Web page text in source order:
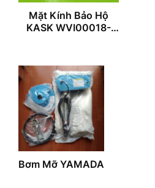
Mặt Kính Bảo Hộ
KASK WVI00018-
Bơm Mỡ YAMADA